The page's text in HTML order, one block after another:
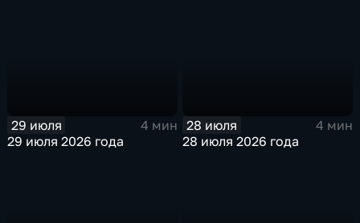
29 июля
4 мин
29 июля 2026 года
28 июля
4 мин
28 июля 2026 года